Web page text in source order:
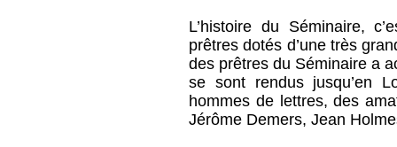
L’histoire du Séminaire,
prêtres dotés d’une très
des prêtres du Séminaire a
se sont rendus jusqu’en
hommes de lettres, des
Jérôme Demers, Jean